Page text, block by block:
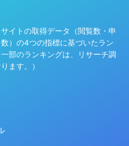
イトの取得データ（閲覧数・申
）の4つの指標に基づいたラン
部のランキングは、リサーチ調
ます。）